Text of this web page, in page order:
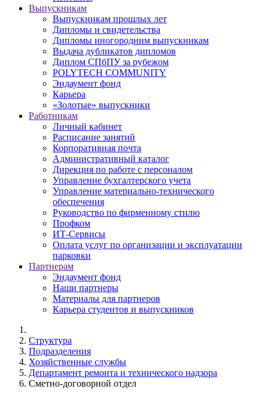
Выпускникам
Выпускникам прошлых лет
Дипломы и свидетельства
Дипломы иногородним выпускникам
Выдача дубликатов дипломов
Диплом СПбПУ за рубежом
POLYTECH COMMUNITY
Эндаумент фонд
Карьера
«Золотые» выпускники
Работникам
Личный кабинет
Расписание занятий
Корпоративная почта
Административный каталог
Дирекция по работе с персоналом
Управление бухгалтерского учета
Управление материально-технического
обеспечения
Руководство по фирменному стилю
Профком
ИТ-Сервисы
Оплата услуг по организации и эксплуатации
парковки
Партнерам
Эндаумент фонд
Наши партнеры
Материалы для партнеров
Карьера студентов и выпускников
Структура
Подразделения
Хозяйственные службы
Департамент ремонта и технического надзора
Сметно-договорной отдел